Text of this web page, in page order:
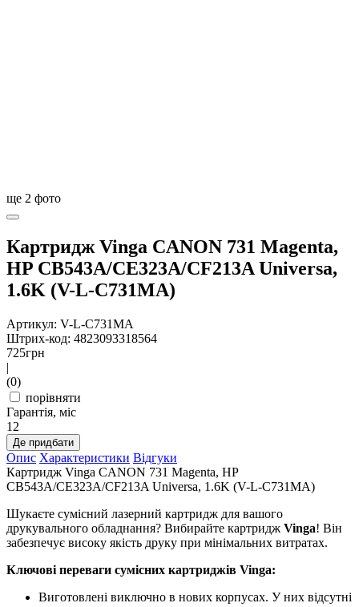
ще 2 фото
Картридж Vinga CANON 731 Magenta,
HP CB543A/CE323A/CF213A Universa,
1.6K (V-L-C731MA)
Артикул: V-L-C731MA
Штрих-код: 4823093318564
725грн
|
(0)
порівняти
Гарантія, міс
12
Де придбати
Опис Характеристики Відгуки
Картридж Vinga CANON 731 Magenta, HP
CB543A/CE323A/CF213A Universa, 1.6K (V-L-C731MA)
Шукаєте сумісний лазерний картридж для вашого
друкувального обладнання? Вибирайте картридж Vinga! Він
забезпечує високу якість друку при мінімальних витратах.
Ключові переваги сумісних картриджів Vinga:
Виготовлені виключно в нових корпусах. У них відсутні